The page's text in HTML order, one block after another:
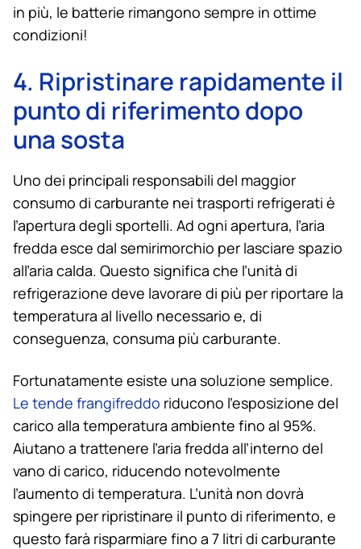
in più, le batterie rimangono sempre in ottime
condizioni!
4. Ripristinare rapidamente il
punto di riferimento dopo
una sosta
Uno dei principali responsabili del maggior
consumo di carburante nei trasporti refrigerati è
l’apertura degli sportelli. Ad ogni apertura, l’aria
fredda esce dal semirimorchio per lasciare spazio
all’aria calda. Questo significa che l’unità di
refrigerazione deve lavorare di più per riportare la
temperatura al livello necessario e, di
conseguenza, consuma più carburante.
Fortunatamente esiste una soluzione semplice.
Le tende frangifreddo riducono l’esposizione del
carico alla temperatura ambiente fino al 95%.
Aiutano a trattenere l’aria fredda all’interno del
vano di carico, riducendo notevolmente
l’aumento di temperatura. L’unità non dovrà
spingere per ripristinare il punto di riferimento, e
questo farà risparmiare fino a 7 litri di carburante